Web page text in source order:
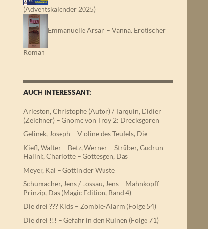
(Adventskalender 2025)
Emmanuelle Arsan – Vanna. Erotischer
Roman
AUCH INTERESSANT:
Arleston, Christophe (Autor) / Tarquin, Didier
(Zeichner) – Gnome von Troy 2: Drecksgören
Gelinek, Joseph – Violine des Teufels, Die
Kiefl, Walter – Betz, Werner – Strüber, Gudrun –
Halink, Charlotte – Gottesgen, Das
Meyer, Kai – Göttin der Wüste
Schumacher, Jens / Lossau, Jens – Mahnkopff-
Prinzip, Das (Magic Edition, Band 4)
Die drei ??? Kids – Zombie-Alarm (Folge 54)
Die drei !!! – Gefahr in den Ruinen (Folge 71)